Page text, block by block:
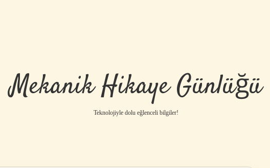
Mekanik Hikaye Günlüğü
Teknolojiyle dolu eğlenceli bilgiler!